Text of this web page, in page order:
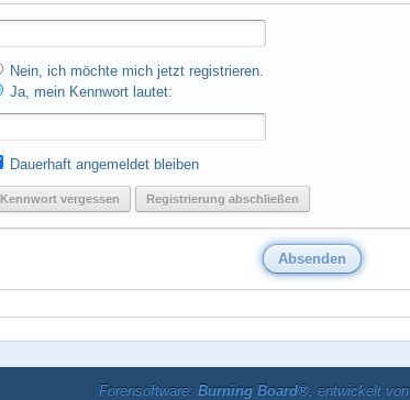
Nein, ich möchte mich jetzt registrieren.
Ja, mein Kennwort lautet:
Dauerhaft angemeldet bleiben
Kennwort vergessen Registrierung abschließen
Forensoftware: Burning Board®, entwickelt von